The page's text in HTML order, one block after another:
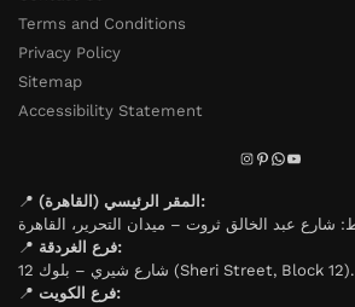
Terms and Conditions
Privacy Policy
Sitemap
Accessibility Statement
📍
المقر الرئيسي (القاهرة):
📍
فرع الغردقة:
شارع شيري – بلوك 12 (Sheri Street, Block 12).
📍
فرع الكويت: